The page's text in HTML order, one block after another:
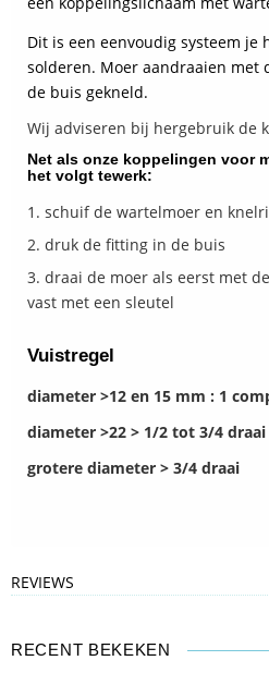
Dit is een eenvoudig systeem je
solderen. Moer aandraaien met
de buis gekneld.
Wij adviseren bij hergebruik de
Net als onze koppelingen voor
het volgt tewerk:
schuif de wartelmoer en
druk de fitting in de buis
draai de moer als eerst met
vast met een sleutel
Vuistregel
diameter >12 en 15 mm : 1
diameter >22 > 1/2 tot 3/4 draai
grotere diameter > 3/4 draai
REVIEWS
RECENT BEKEKEN